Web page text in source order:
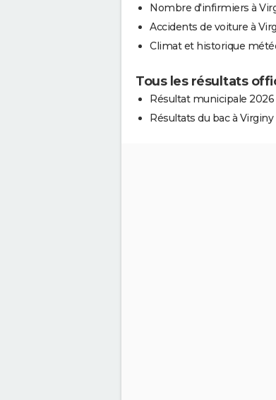
Nombre d'infirmiers à
Accidents de voiture à
Climat et historique
Tous les résultats
Résultat municipale 2026
Résultats du bac à Virginy